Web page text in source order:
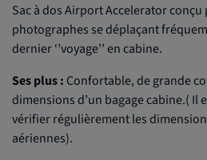
Sac à dos Airport Accelerator
photographes se déplaçant
dernier ‘’voyage’’ en cabine.
Ses plus : Confortable, de grande
dimensions d’un bagage cabine.( Il
vérifier régulièrement les
aériennes).